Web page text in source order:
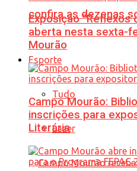
confira as dezenas
Esporte
Tudo
Lazer
Exposição “Reflexos
aberta nesta sexta-
Mourão
Campo Mourão:
inscrições para
Literária